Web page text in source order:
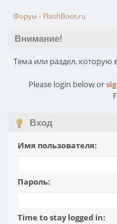
Форум - FlashBoot.ru
Внимание!
Тема или раздел, которую
Please login below or
Вход
Имя пользователя:
Пароль:
Time to stay logged in: